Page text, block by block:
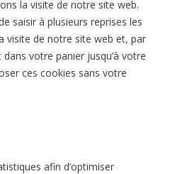
la visite de notre site web.
saisir à plusieurs reprises les
visite de notre site web et, par
votre panier jusqu’à votre
ces cookies sans votre
afin d’optimiser